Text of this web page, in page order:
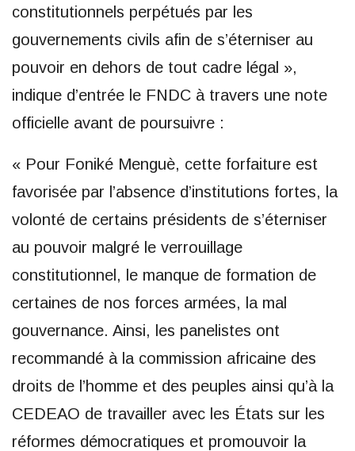
constitutionnels perpétués par les
gouvernements civils afin de s’éterniser au
pouvoir en dehors de tout cadre légal »,
indique d’entrée le FNDC à travers une note
officielle avant de poursuivre :
« Pour Foniké Menguè, cette forfaiture est
favorisée par l’absence d’institutions fortes, la
volonté de certains présidents de s’éterniser
au pouvoir malgré le verrouillage
constitutionnel, le manque de formation de
certaines de nos forces armées, la mal
gouvernance. Ainsi, les panelistes ont
recommandé à la commission africaine des
droits de l’homme et des peuples ainsi qu’à la
CEDEAO de travailler avec les États sur les
réformes démocratiques et promouvoir la